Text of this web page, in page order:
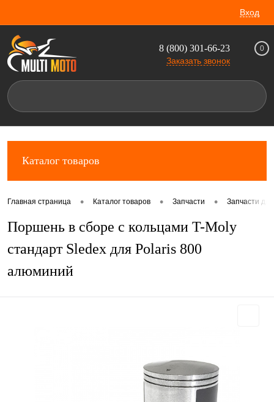
Вход
8 (800) 301-66-23
Заказать звонок
0
Каталог товаров
Главная страница • Каталог товаров • Запчасти • Запчасти
Поршень в сборе с кольцами T-Moly
стандарт Sledex для Polaris 800
алюминий